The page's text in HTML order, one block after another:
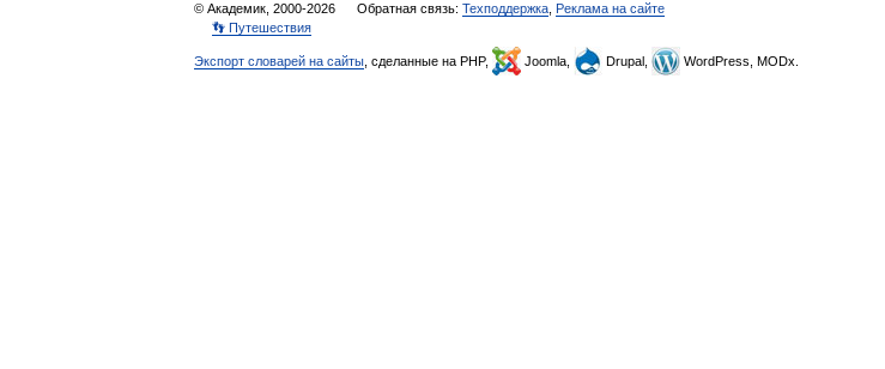
© Академик, 2000-2026 Обратная связь: Техподдержка Реклама на сайте
👣 Путешествия
Экспорт словарей на сайты , сделанные на PHP, Joomla, Drupal, WordPress, MODx.